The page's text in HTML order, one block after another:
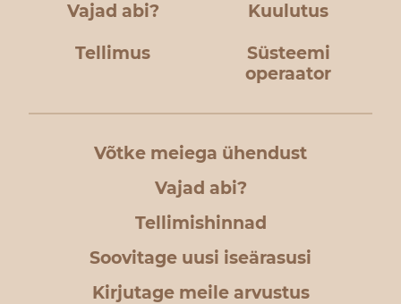
Vajad abi? Kuulutus
Tellimus
Süsteemi
operaator
Võtke meiega ühendust
Vajad abi?
Tellimishinnad
Soovitage uusi iseärasusi
Kirjutage meile arvustus